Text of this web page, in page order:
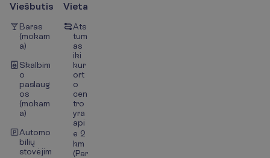
Viešbutis
Baras
(mokam
a)
Skalbim
o
paslaug
os
(mokam
a)
Automo
bilių
stovėjim
Vieta
Ats
tum
as
iki
kur
ort
o
cen
tro
yra
api
e 2
km
(Par